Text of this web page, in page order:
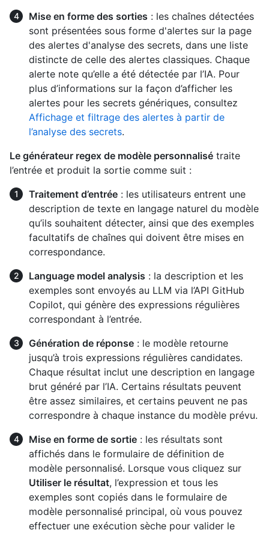
Mise en forme des sorties : les chaînes détectées
sont présentées sous forme d'alertes sur la page
des alertes d'analyse des secrets, dans une liste
distincte de celle des alertes classiques. Chaque
alerte note qu’elle a été détectée par l’IA. Pour
plus d’informations sur la façon d’afficher les
alertes pour les secrets génériques, consultez
Affichage et filtrage des alertes à partir de
l’analyse des secrets.
Le générateur regex de modèle personnalisé traite
l’entrée et produit la sortie comme suit :
Traitement d’entrée : les utilisateurs entrent une
description de texte en langage naturel du modèle
qu’ils souhaitent détecter, ainsi que des exemples
facultatifs de chaînes qui doivent être mises en
correspondance.
Language model analysis : la description et les
exemples sont envoyés au LLM via l’API GitHub
Copilot, qui génère des expressions régulières
correspondant à l’entrée.
Génération de réponse : le modèle retourne
jusqu’à trois expressions régulières candidates.
Chaque résultat inclut une description en langage
brut généré par l’IA. Certains résultats peuvent
être assez similaires, et certains peuvent ne pas
correspondre à chaque instance du modèle prévu.
Mise en forme de sortie : les résultats sont
affichés dans le formulaire de définition de
modèle personnalisé. Lorsque vous cliquez sur
Utiliser le résultat, l’expression et tous les
exemples sont copiés dans le formulaire de
modèle personnalisé principal, où vous pouvez
effectuer une exécution sèche pour valider le